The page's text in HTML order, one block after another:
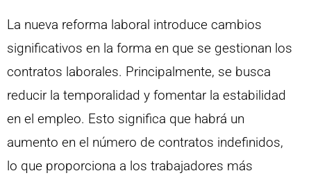
La nueva reforma laboral introduce cambios
significativos en la forma en que se gestionan los
contratos laborales. Principalmente, se busca
reducir la temporalidad y fomentar la estabilidad
en el empleo. Esto significa que habrá un
aumento en el número de contratos indefinidos,
lo que proporciona a los trabajadores más